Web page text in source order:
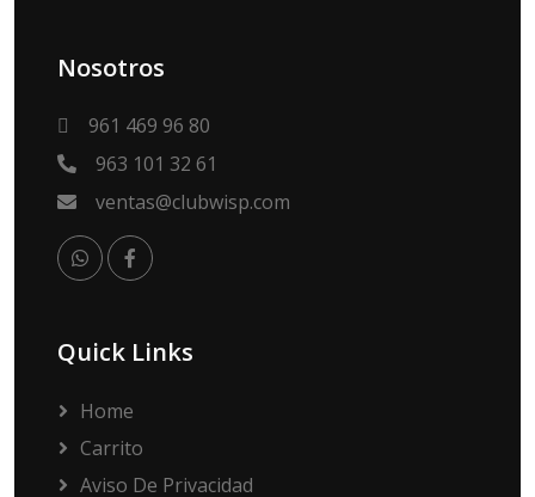
Nosotros
961 469 96 80
963 101 32 61
ventas@clubwisp.com
Quick Links
Home
Carrito
Aviso De Privacidad